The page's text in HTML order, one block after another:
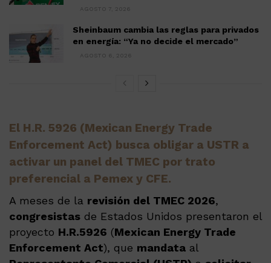
AGOSTO 7, 2026
Sheinbaum cambia las reglas para privados
en energía: “Ya no decide el mercado”
AGOSTO 6, 2026
El H.R. 5926 (Mexican Energy Trade
Enforcement Act) busca obligar a USTR a
activar un panel del TMEC por trato
preferencial a Pemex y CFE.
A meses de la revisión del TMEC 2026,
congresistas de Estados Unidos presentaron el
proyecto H.R.5926 (Mexican Energy Trade
Enforcement Act), que mandata al